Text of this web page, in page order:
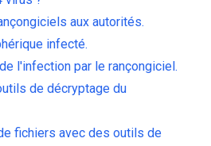
aux autorités.
infecté.
l'infection par le rançongiciel.
de décryptage du
fichiers avec des outils de